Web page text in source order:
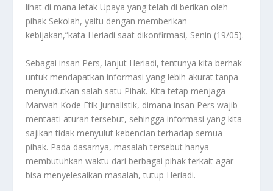
lihat di mana letak Upaya yang telah di berikan oleh
pihak Sekolah, yaitu dengan memberikan
kebijakan,”kata Heriadi saat dikonfirmasi, Senin (19/05).
Sebagai insan Pers, lanjut Heriadi, tentunya kita berhak
untuk mendapatkan informasi yang lebih akurat tanpa
menyudutkan salah satu Pihak. Kita tetap menjaga
Marwah Kode Etik Jurnalistik, dimana insan Pers wajib
mentaati aturan tersebut, sehingga informasi yang kita
sajikan tidak menyulut kebencian terhadap semua
pihak. Pada dasarnya, masalah tersebut hanya
membutuhkan waktu dari berbagai pihak terkait agar
bisa menyelesaikan masalah, tutup Heriadi.